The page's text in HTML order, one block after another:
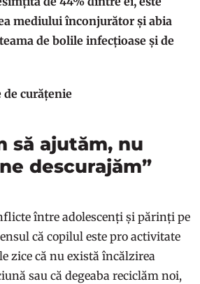
mediului înconjurător și abia
de bolile infecțioase și de
să ajutăm, nu
descurajăm”
între adolescenți și părinți pe
că copilul este pro activitate
zice că nu există încălzirea
sau că degeaba reciclăm noi,